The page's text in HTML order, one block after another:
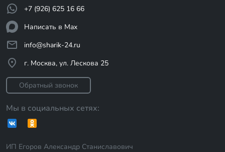
+7 (926) 625 16 66
Написать в Max
info@sharik-24.ru
г. Москва, ул. Лескова 25
Обратный звонок
Мы в социальных сетях:
ИП Егоров Александр Станиславович